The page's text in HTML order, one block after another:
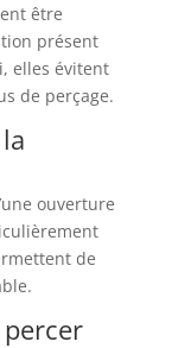
être
présent
elles évitent
de perçage.
ouverture
de